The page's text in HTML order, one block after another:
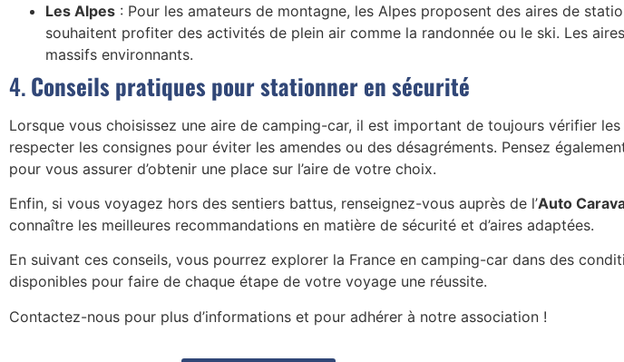
Les Alpes : Pour les amateurs de montagne, les Alpes proposent des aires de
souhaitent profiter des activités de plein air comme la randonnée ou le ski. Les
massifs environnants.
4.Conseils pratiques pour stationner en sécurité
Lorsque vous choisissez une aire de camping-car, il est important de toujours vérifier
respecter les consignes pour éviter les amendes ou des désagréments. Pensez
pour vous assurer d’obtenir une place sur l’aire de votre choix.
Enfin, si vous voyagez hors des sentiers battus, renseignez-vous auprès de l’Auto
connaître les meilleures recommandations en matière de sécurité et d’aires adaptées.
En suivant ces conseils, vous pourrez explorer la France en camping-car dans des
disponibles pour faire de chaque étape de votre voyage une réussite.
Contactez-nous pour plus d’informations et pour adhérer à notre association !